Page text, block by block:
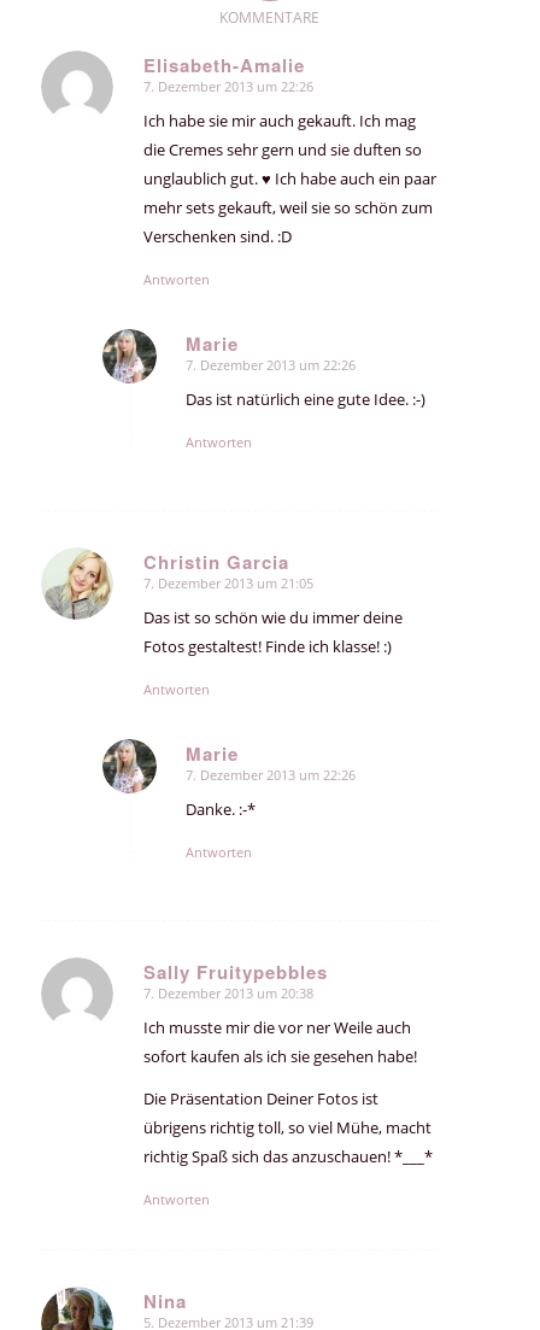
KOMMENTARE
Elisabeth-Amalie
sagte:
7. Dezember 2013 um 22:26
Ich habe sie mir auch gekauft. Ich mag
die Cremes sehr gern und sie duften so
unglaublich gut. ♥ Ich habe auch ein paar
mehr sets gekauft, weil sie so schön zum
Verschenken sind. :D
Antworten
Marie
sagte:
7. Dezember 2013 um 22:26
Das ist natürlich eine gute Idee. :-)
Antworten
Christin Garcia
sagte:
7. Dezember 2013 um 21:05
Das ist so schön wie du immer deine
Fotos gestaltest! Finde ich klasse! :)
Antworten
Marie
sagte:
7. Dezember 2013 um 22:26
Danke. :-*
Antworten
Sally Fruitypebbles
sagte:
7. Dezember 2013 um 20:38
Ich musste mir die vor ner Weile auch
sofort kaufen als ich sie gesehen habe!
Die Präsentation Deiner Fotos ist
übrigens richtig toll, so viel Mühe, macht
richtig Spaß sich das anzuschauen! *___*
Antworten
Nina
5. Dezember 2013 um 21:39